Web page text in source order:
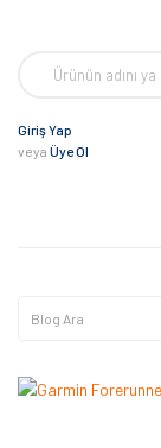
Giriş Yap
veya Üye Ol